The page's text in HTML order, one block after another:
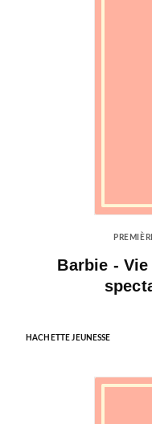
Barbie -
HACHETTE JEUNESSE